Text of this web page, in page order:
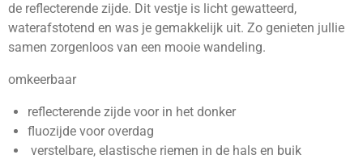
de reflecterende zijde. Dit vestje is licht gewatteerd,
waterafstotend en was je gemakkelijk uit. Zo genieten jullie
samen zorgenloos van een mooie wandeling.
omkeerbaar
reflecterende zijde voor in het donker
fluozijde voor overdag
verstelbare, elastische riemen in de hals en buik